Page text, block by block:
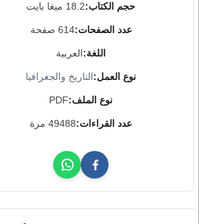
حجم الكتاب:18.2 ميغا بايت
عدد الصفحات:614 صفحة
اللغة:العربية
نوع العمل:التاريخ والجغرافيا
نوع الملف:PDF
عدد القراءات:49488 مرة